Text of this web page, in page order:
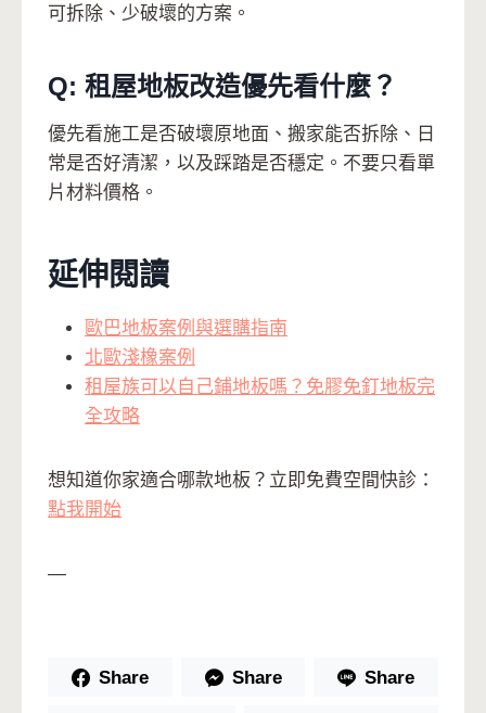
可拆除、少破壞的方案。
Q: 租屋地板改造優先看什麼？
優先看施工是否破壞原地面、搬家能否拆除、日
常是否好清潔，以及踩踏是否穩定。不要只看單
片材料價格。
延伸閱讀
歐巴地板案例與選購指南
北歐淺橡案例
租屋族可以自己鋪地板嗎？免膠免釘地板完
全攻略
想知道你家適合哪款地板？立即免費空間快診：
點我開始
—
Share Share Share